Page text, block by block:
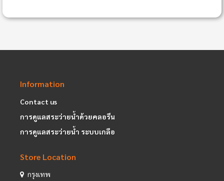
Information
Contact us
การดูแลสระว่ายน้ำด้วยคลอรีน
การดูแลสระว่ายน้ำ ระบบเกลือ
Store Location
กรุงเทพ